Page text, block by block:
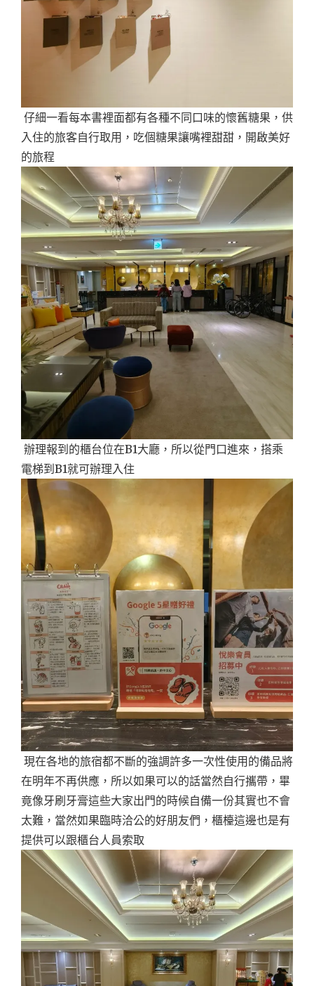
仔細一看每本書裡面都有各種不同口味的懷舊糖果，供
入住的旅客自行取用，吃個糖果讓嘴裡甜甜，開啟美好
的旅程
辦理報到的櫃台位在B1大廳，所以從門口進來，搭乘
電梯到B1就可辦理入住
現在各地的旅宿都不斷的強調許多一次性使用的備品將
在明年不再供應，所以如果可以的話當然自行攜帶，畢
竟像牙刷牙膏這些大家出門的時候自備一份其實也不會
太難，當然如果臨時洽公的好朋友們，櫃檯這邊也是有
提供可以跟櫃台人員索取